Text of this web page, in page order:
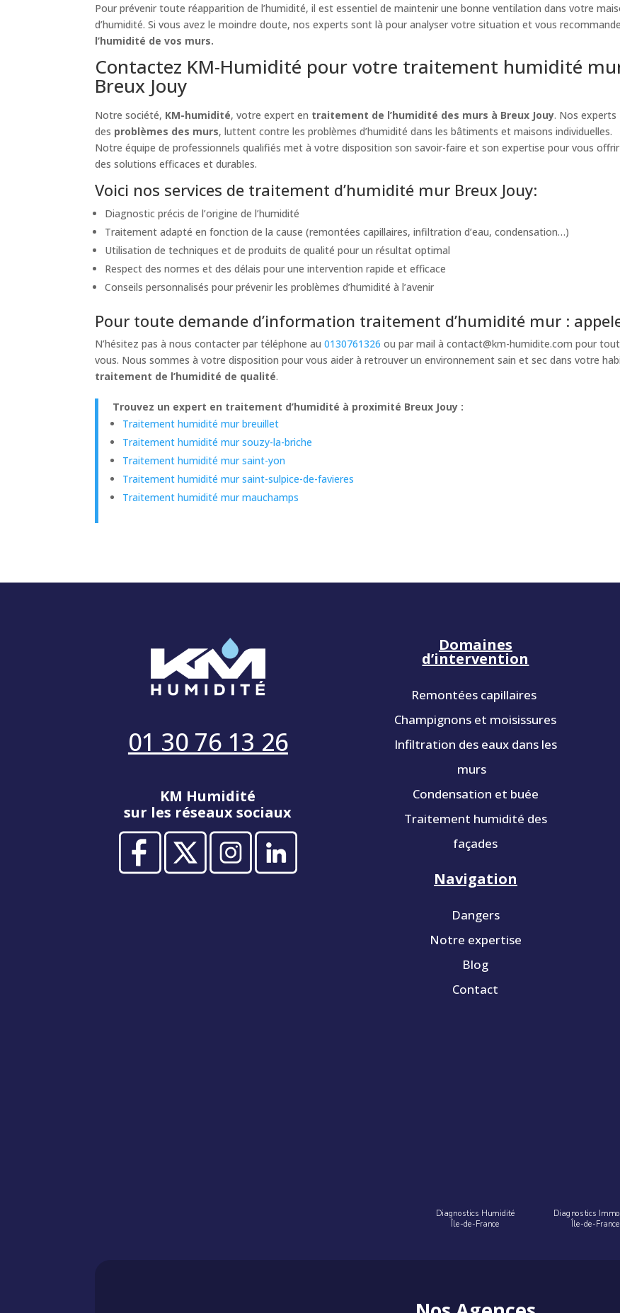
Pour prévenir toute réapparition de l’humidité, il est essentiel de maintenir une bonne ventilation dans votre
d’humidité. Si vous avez le moindre doute, nos experts sont là pour analyser votre situation et vous
l’humidité de vos murs.
Contactez KM-Humidité pour votre traitement humidité
Breux Jouy
Notre société, KM-humidité, votre expert en traitement de l’humidité des murs à Breux Jouy. Nos experts
des problèmes des murs, luttent contre les problèmes d’humidité dans les bâtiments et maisons individuelles.
Notre équipe de professionnels qualifiés met à votre disposition son savoir-faire et son expertise pour vous offrir
des solutions efficaces et durables.
Voici nos services de traitement d’humidité mur Breux Jouy:
Diagnostic précis de l’origine de l’humidité
Traitement adapté en fonction de la cause (remontées capillaires, infiltration d’eau, condensation…)
Utilisation de techniques et de produits de qualité pour un résultat optimal
Respect des normes et des délais pour une intervention rapide et efficace
Conseils personnalisés pour prévenir les problèmes d’humidité à l’avenir
Pour toute demande d’information traitement d’humidité mur :
N’hésitez pas à nous contacter par téléphone au0130761326 ou par mail àcontact@km-humidite.com pour
vous. Nous sommes à votre disposition pour vous aider à retrouver un environnement sain et sec dans votre
traitement de l’humidité de qualité.
Trouvez un expert en traitement d’humidité à proximité Breux Jouy :
Traitement humidité mur breuillet
Traitement humidité mur souzy-la-briche
Traitement humidité mur saint-yon
Traitement humidité mur saint-sulpice-de-favieres
Traitement humidité mur mauchamps
01 30 76 13 26
KM Humidité
sur les réseaux sociaux
Domaines
d’intervention
Remontées capillaires
Champignons et moisissures
Infiltration des eaux dans les
murs
Condensation et buée
Traitement humidité des
façades
Navigation
Dangers
Notre expertise
Blog
Contact
Diagnostics Humidité
Île-de-France
Diagnostics
Île-de-France